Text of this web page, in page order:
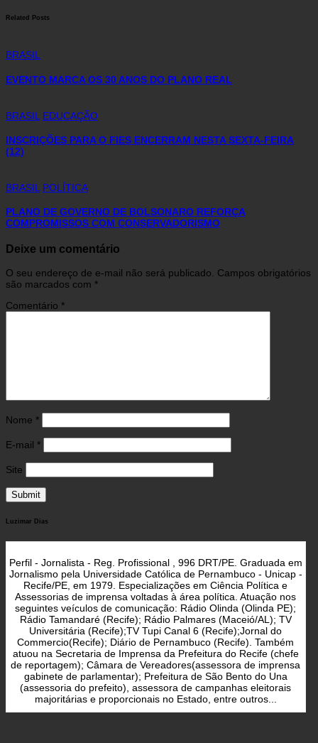
Related Posts
BRASIL
EVENTO MARCA OS 30 ANOS DO PLANO REAL
BRASIL EDUCAÇÃO
INSCRIÇÕES PARA O FIES ENCERRAM NESTA SEXTA-FEIRA
(12)
BRASIL POLÍTICA
PLANO DE GOVERNO DE BOLSONARO REFORÇA
COMPROMISSOS COM CONSERVADORISMO
Deixe um comentário
O seu endereço de e-mail não será publicado. Campos obrigatórios
são marcados com *
Comentário *
Nome *
E-mail *
Site
Luzimar Dias
Perfil - Jornalista - Reg. Profissional , 996 DRT/PE. Graduada em
Jornalismo pela Universidade Católica de Pernambuco - Unicap -
Recife/PE, em 1979. Especializações em Ciência Política e
Assessorias de imprensa voltadas à área política. Atuação nos
seguintes veículos de comunicação: Rádio Olinda (Olinda PE);
Rádio Tamandaré (Recife); Rádio Palmares (Maceió/AL); TV
Universitária (Recife);TV Tupi Canal 6 (Recife);Jornal do
Commercio(Recife); Diário de Pernambuco (Recife). Também
atuou na Secretaria de Imprensa da Prefeitura do Recife (chefe
de reportagem); Câmara de Vereadores(assessora de imprensa
gabinete de parlamentar); Prefeitura de São Bento do Una
(assessoria do prefeito), assessora de campanhas eleitorais
majoritárias e proporcionais no Estado, entre outros...